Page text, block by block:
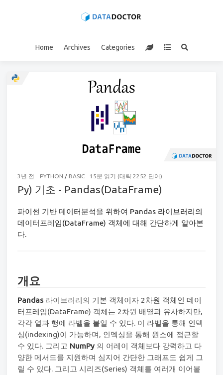
Home Archives Categories
3년 전 PYTHON / BASIC 15분 읽기 (대략 2252 단어)
Py) 기초 - Pandas(DataFrame)
파이썬 기반 데이터분석을 위하여 Pandas 라이브러리의
데이터프레임(DataFrame) 객체에 대해 간단하게 알아본
다.
개요
Pandas 라이브러리의 기본 객체이자 2차원 객체인 데이
터프레임(DataFrame) 객체는 2차원 배열과 유사하지만,
각각 열과 행에 라벨을 붙일 수 있다. 이 라벨을 통해 인덱
싱(indexing)이 가능하며, 인덱싱을 통해 원소에 접근할
수 있다. 그리고 NumPy 의 어레이 객체보다 강력하고 다
양한 메서드를 지원하며 심지어 간단한 그래프도 쉽게 그
릴 수 있다. 그리고 시리즈(Series) 객체를 여러개 이어붙